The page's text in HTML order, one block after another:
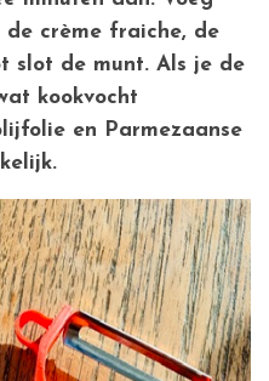
crème fraiche, de
slot de munt. Als je de
kookvocht
en Parmezaanse